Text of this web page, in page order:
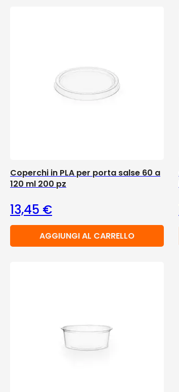
Coperchi in PLA per porta salse 60 a
120 ml 200 pz
13,45 €
AGGIUNGI AL CARRELLO